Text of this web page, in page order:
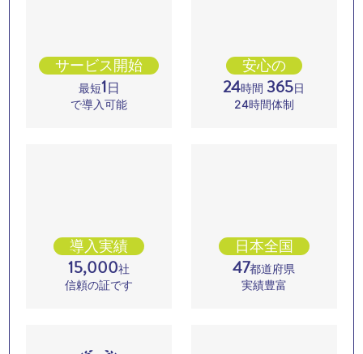
サービス開始
最短1日
で導入可能
導入実績
15,000社
信頼の証です
安心の
24時間 365日
24時間体制
日本全国
47都道府県
実績豊富